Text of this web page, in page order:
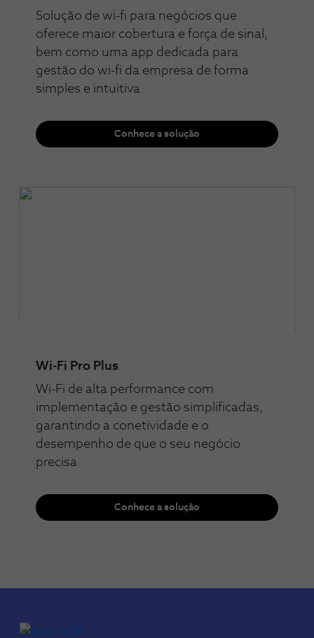
Solução de wi-fi para negócios que
oferece maior cobertura e força de sinal,
bem como uma app dedicada para
gestão do wi-fi da empresa de forma
simples e intuitiva
Conhece a solução
Wi-Fi Pro Plus
Wi-Fi de alta performance com
implementação e gestão simplificadas,
garantindo a conetividade e o
desempenho de que o seu negócio
precisa​​
Conhece a solução